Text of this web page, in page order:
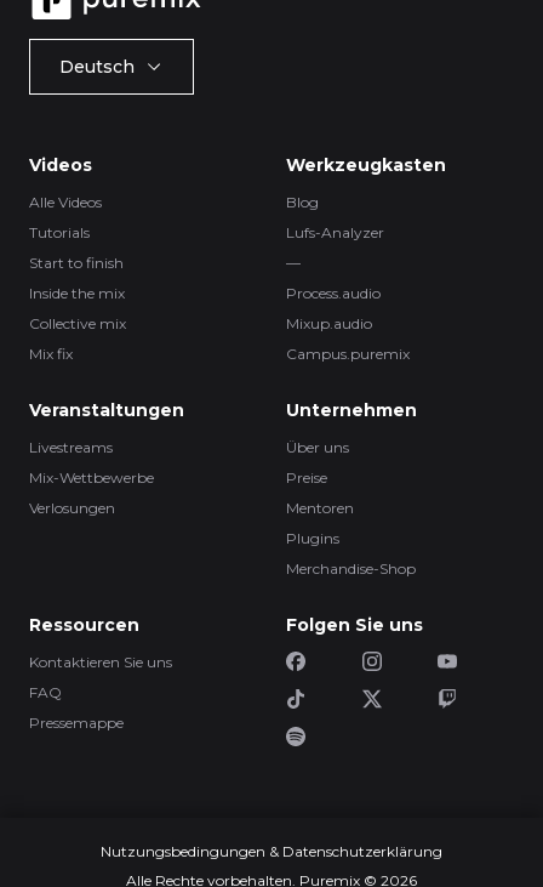
Deutsch
Videos
Alle Videos
Tutorials
Start to finish
Inside the mix
Collective mix
Mix fix
Werkzeugkasten
Blog
Lufs-Analyzer
—
Process.audio
Mixup.audio
Campus.puremix
Veranstaltungen
Livestreams
Mix-Wettbewerbe
Verlosungen
Unternehmen
Über uns
Preise
Mentoren
Plugins
Merchandise-Shop
Ressourcen
Kontaktieren Sie uns
FAQ
Pressemappe
Folgen Sie uns
Nutzungsbedingungen & Datenschutzerklärung
Alle Rechte vorbehalten. Puremix © 2026